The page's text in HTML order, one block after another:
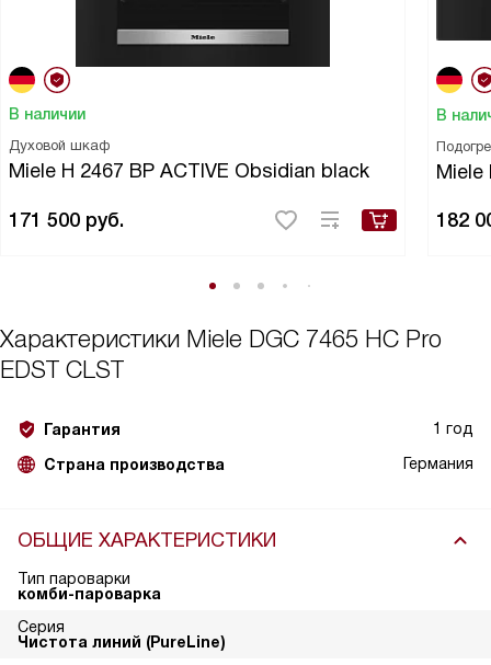
В наличии
Духовой шкаф
Miele H 2467 BP ACTIVE Obsidian black
171 500 руб.
В
Miele
182
Характеристики Miele DGC 7465 HC Pro
EDST CLST
Гарантия 1 год
Страна производства Германия
ОБЩИЕ ХАРАКТЕРИСТИКИ
Тип пароварки
комби-пароварка
Серия
Чистота линий (PureLine)